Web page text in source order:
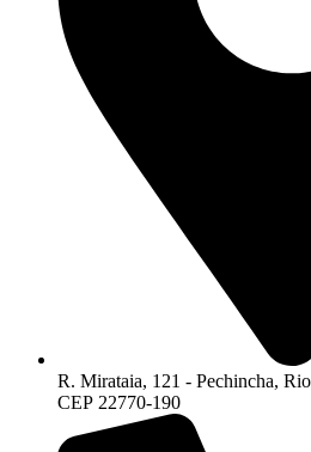
R. Mirataia, 121 - Pechincha,
CEP 22770-190